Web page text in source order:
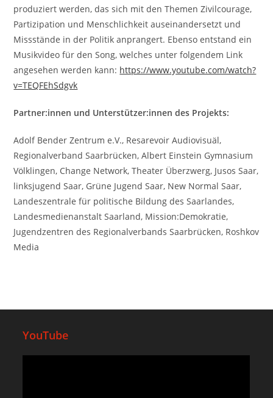
produziert werden, das sich mit den Themen Zivilcourage,
Partizipation und Menschlichkeit auseinandersetzt und
Missstände in der Politik anprangert. Ebenso entstand ein
Musikvideo für den Song, welches unter folgendem Link
angesehen werden kann: https://www.youtube.com/watch?
v=TEQFEhSdgvk
Partner:innen und Unterstützer:innen des Projekts:
Adolf Bender Zentrum e.V., Resarevoir Audiovisuäl,
Regionalverband Saarbrücken, Albert Einstein Gymnasium
Völklingen, Change Network, Theater Überzwerg, Jusos Saar,
linksjugend Saar, Grüne Jugend Saar, New Normal Saar,
Landeszentrale für politische Bildung des Saarlandes,
Landesmedienanstalt Saarland, Mission:Demokratie,
Jugendzentren des Regionalverbands Saarbrücken, Roshkov
Media
YouTube